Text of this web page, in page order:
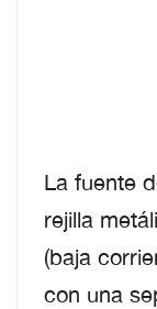
La fuente
rejilla
(baja
con una